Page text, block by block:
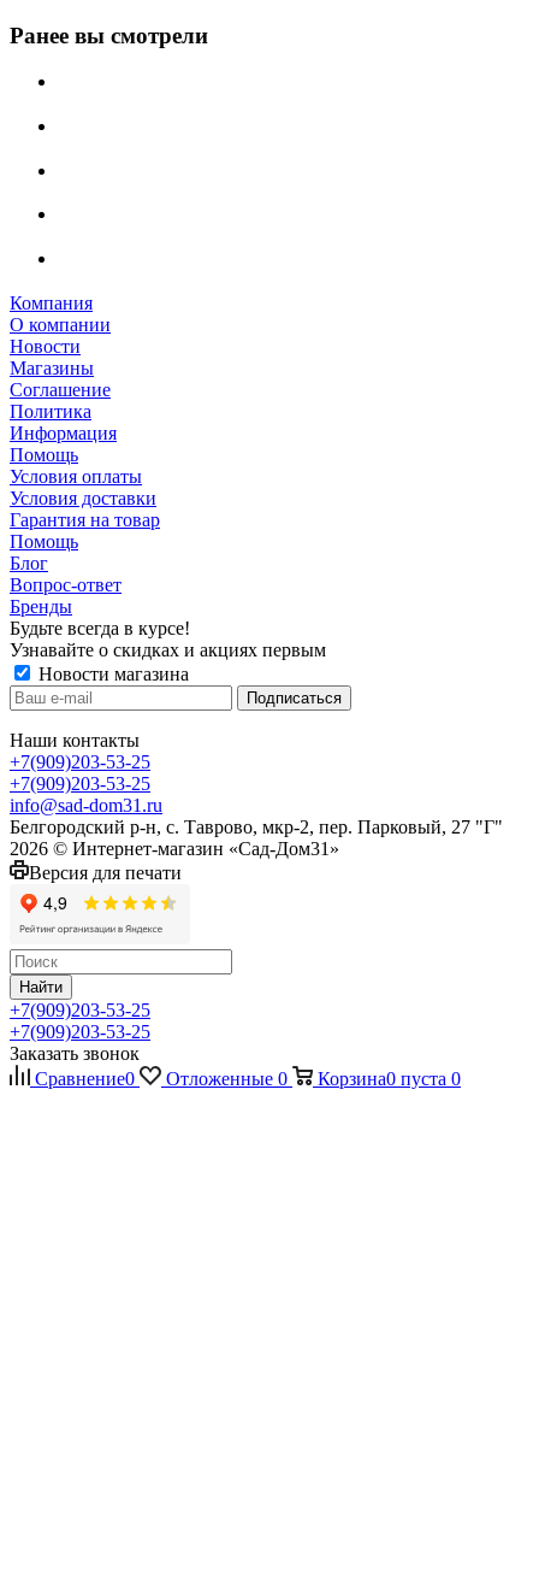
Ранее вы смотрели
Компания
О компании
Новости
Магазины
Соглашение
Политика
Информация
Помощь
Условия оплаты
Условия доставки
Гарантия на товар
Помощь
Блог
Вопрос-ответ
Бренды
Будьте всегда в курсе!
Узнавайте о скидках и акциях первым
Новости магазина
Наши контакты
+7(909)203-53-25
+7(909)203-53-25
info@sad-dom31.ru
Белгородский р-н, с. Таврово, мкр-2, пер. Парковый, 27 "Г"
2026 © Интернет-магазин «Сад-Дом31»
Версия для печати
Найти
+7(909)203-53-25
+7(909)203-53-25
Заказать звонок
Сравнение0 Отложенные 0 Корзина0 пуста 0